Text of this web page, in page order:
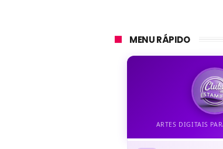
MENU RÁPIDO
ARTES DIGITAIS